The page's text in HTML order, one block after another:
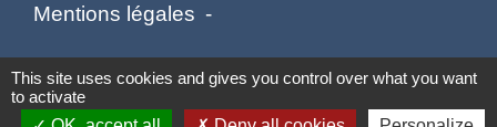
Mentions légales -
Politique de confidentialité - Accessibilité -
Plan du site - Gestion des cookies
This site uses cookies and gives you control over what you want
to activate